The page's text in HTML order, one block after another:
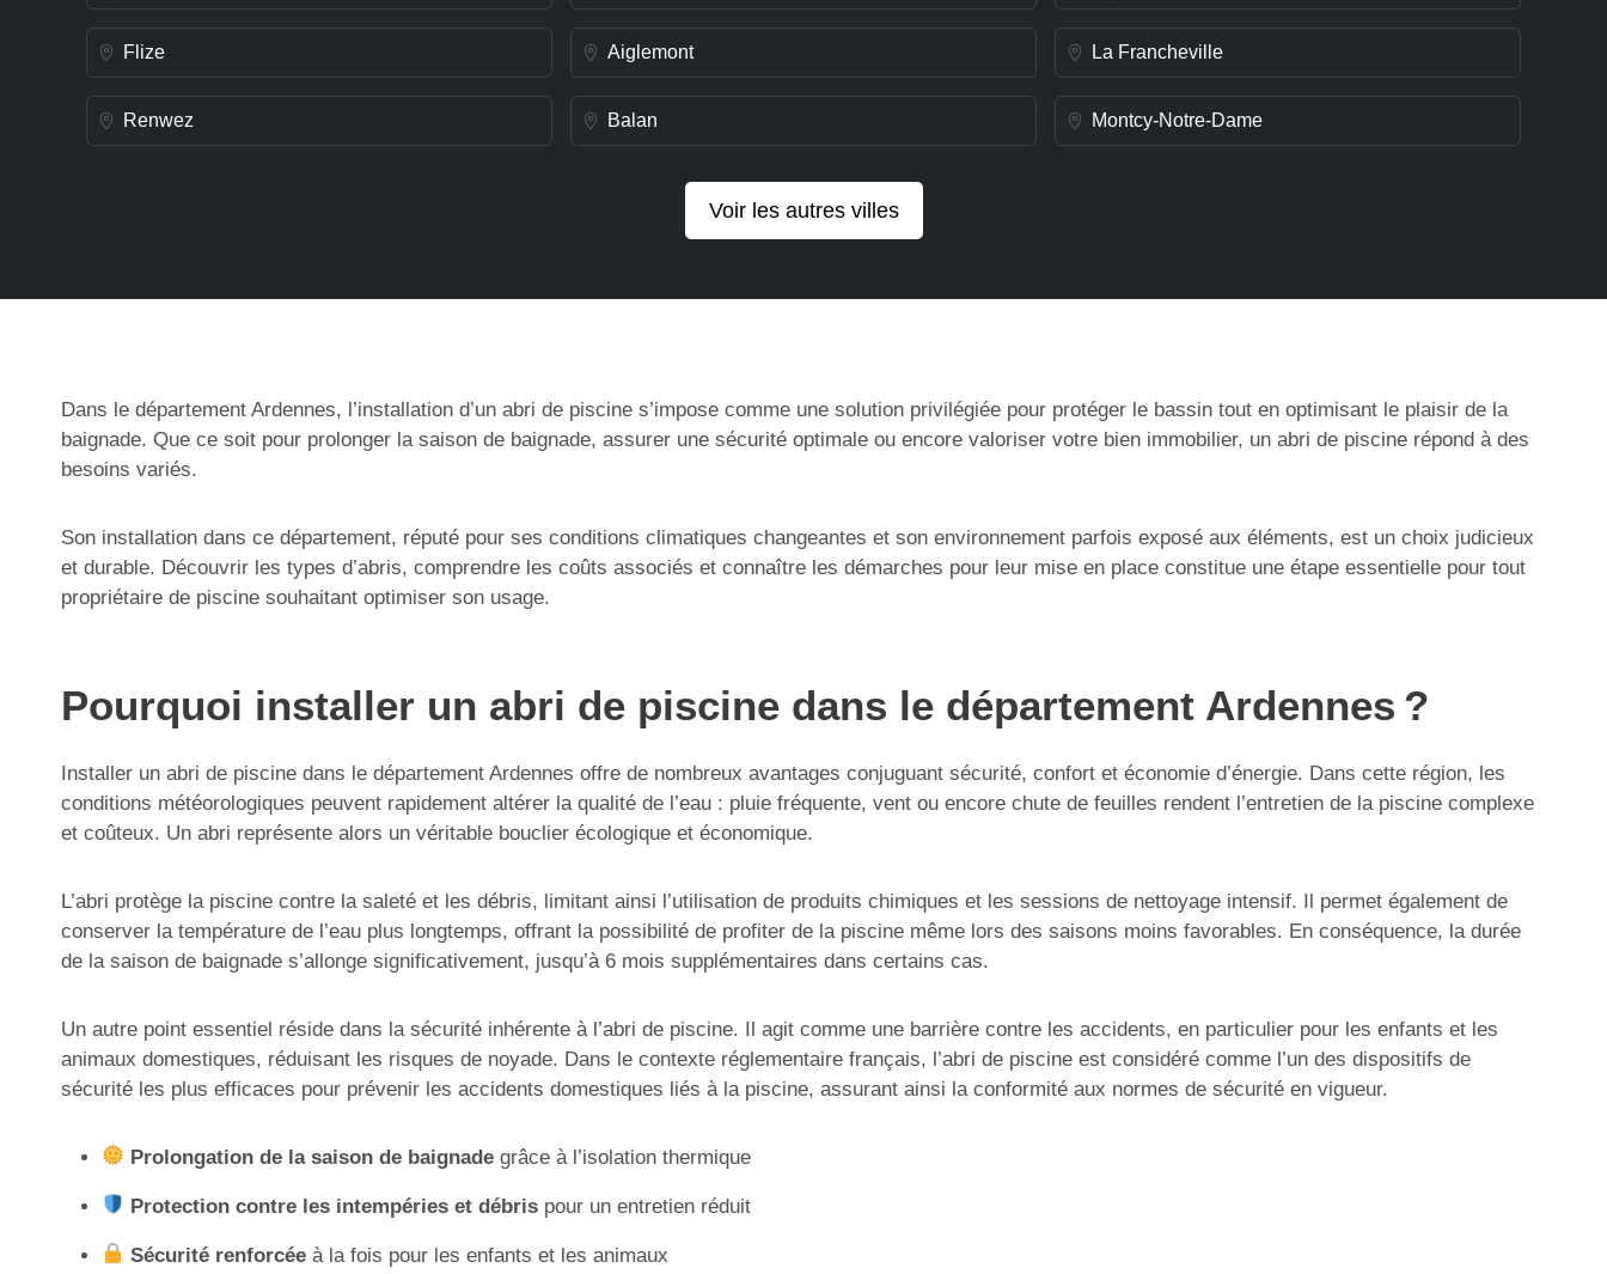
Flize Aiglemont La Francheville
Renwez Balan Montcy-Notre-Dame
Voir les autres villes
Dans le département Ardennes, l’installation d’un abri de piscine s’impose comme une solution privilégiée pour protéger le bassin tout en optimisant le plaisir de la
baignade. Que ce soit pour prolonger la saison de baignade, assurer une sécurité optimale ou encore valoriser votre bien immobilier, un abri de piscine répond à des
besoins variés.
Son installation dans ce département, réputé pour ses conditions climatiques changeantes et son environnement parfois exposé aux éléments, est un choix judicieux
et durable. Découvrir les types d’abris, comprendre les coûts associés et connaître les démarches pour leur mise en place constitue une étape essentielle pour tout
propriétaire de piscine souhaitant optimiser son usage.
Pourquoi installer un abri de piscine dans le département Ardennes ?
Installer un abri de piscine dans le département Ardennes offre de nombreux avantages conjuguant sécurité, confort et économie d’énergie. Dans cette région, les
conditions météorologiques peuvent rapidement altérer la qualité de l’eau : pluie fréquente, vent ou encore chute de feuilles rendent l’entretien de la piscine complexe
et coûteux. Un abri représente alors un véritable bouclier écologique et économique.
L’abri protège la piscine contre la saleté et les débris, limitant ainsi l’utilisation de produits chimiques et les sessions de nettoyage intensif. Il permet également de
conserver la température de l’eau plus longtemps, offrant la possibilité de profiter de la piscine même lors des saisons moins favorables. En conséquence, la durée
de la saison de baignade s’allonge significativement, jusqu’à 6 mois supplémentaires dans certains cas.
Un autre point essentiel réside dans la sécurité inhérente à l’abri de piscine. Il agit comme une barrière contre les accidents, en particulier pour les enfants et les
animaux domestiques, réduisant les risques de noyade. Dans le contexte réglementaire français, l’abri de piscine est considéré comme l’un des dispositifs de
sécurité les plus efficaces pour prévenir les accidents domestiques liés à la piscine, assurant ainsi la conformité aux normes de sécurité en vigueur.
Prolongation de la saison de baignade grâce à l’isolation thermique
Protection contre les intempéries et débris pour un entretien réduit
Sécurité renforcée à la fois pour les enfants et les animaux